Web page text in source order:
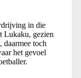
in die
Lukaku, gezien
daarmee toch
het gevoel